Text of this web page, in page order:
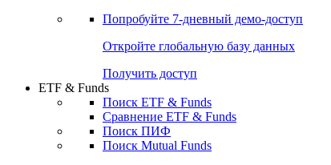
Попробуйте 7-дневный демо-доступ
Откройте глобальную базу данных
Получить доступ
ETF & Funds
Поиск ETF & Funds
Сравнение ETF & Funds
Поиск ПИФ
Поиск Mutual Funds